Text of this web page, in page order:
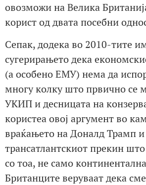
овозможи на Велика
корист од двата посебни
Сепак, додека во 2010-тите
сугерирањето дека
(а особено ЕМУ) нема да
многу колку што првично се
УКИП и десницата на
користеа овој аргумент во
враќањето на Доналд Трамп и
трансатлантскиот прекин
со тоа, не само
Британците веруваат дека